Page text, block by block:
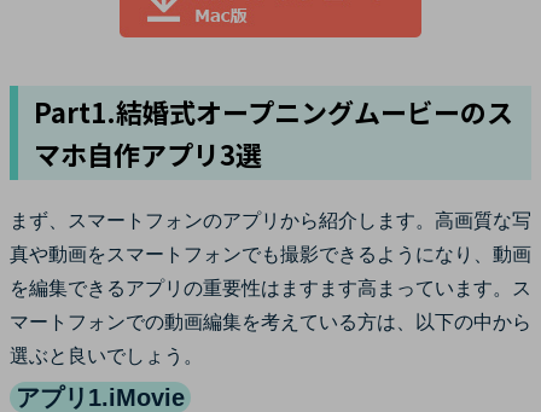
Part1.結婚式オープニングムービーのス
マホ自作アプリ3選
まず、スマートフォンのアプリから紹介します。高画質な写
真や動画をスマートフォンでも撮影できるようになり、動画
を編集できるアプリの重要性はますます高まっています。ス
マートフォンでの動画編集を考えている方は、以下の中から
選ぶと良いでしょう。
アプリ1.iMovie